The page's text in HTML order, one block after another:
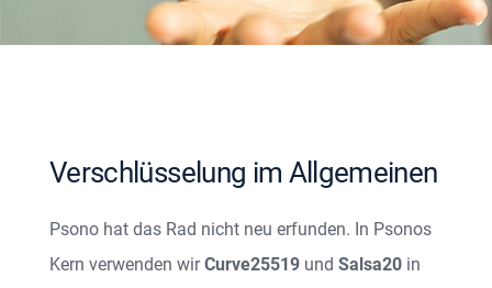
Verschlüsselung im Allgemeinen
Psono hat das Rad nicht neu erfunden. In Psonos
Kern verwenden wirCurve25519 und Salsa20 in